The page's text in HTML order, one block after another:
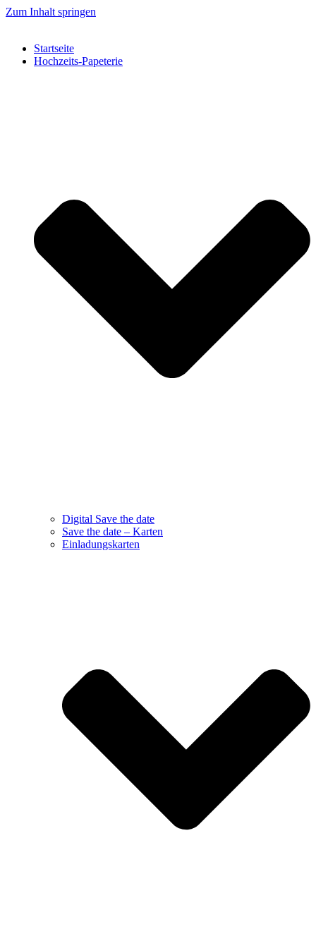
Zum Inhalt springen
Startseite
Hochzeits-Papeterie
Digital Save the date
Save the date – Karten
Einladungskarten